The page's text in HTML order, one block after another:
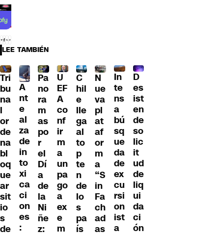
LEE TAMBIÉN
Tri
bu
na
l
or
de
na
bl
oq
ue
ar
sit
io
s
de
A
nt
e
al
za
de
in
to
xi
ca
ci
on
es
:
Pa
no
ra
m
as
po
r
el
Dí
a
de
la
Ni
ñe
z:
U
EF
A
co
nf
ir
m
a
un
pa
go
a
ex
e
m
C
hil
e
lle
ga
al
to
p
te
n
de
lo
s
pa
ís
N
ue
va
pl
at
af
or
m
a
“S
in
Fa
ch
ad
as
In
te
ns
a
bú
sq
ue
da
de
ex
cu
rsi
on
ist
a
D
es
ist
en
de
so
lic
it
ud
de
liq
ui
da
ci
ón